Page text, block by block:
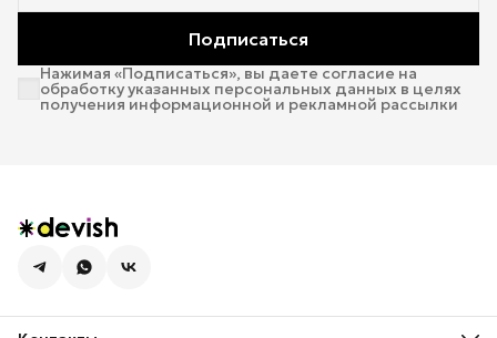
Подписаться
Нажимая «Подписаться», вы даете согласие на
обработку указанных персональных данных в целях
получения информационной и рекламной рассылки